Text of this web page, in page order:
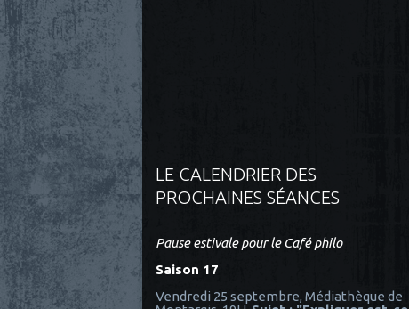
LE CALENDRIER DES
PROCHAINES SÉANCES
Pause estivale pour le Café philo
Saison 17
Vendredi 25 septembre, Médiathèque de